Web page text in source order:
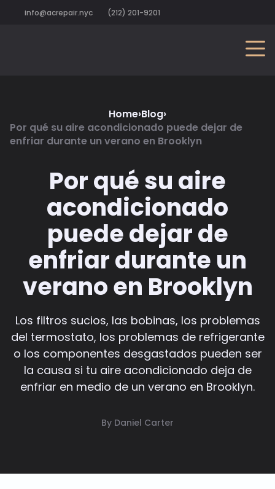
info@acrepair.nyc (212) 201-9201
Home›Blog›
Por qué su aire acondicionado puede dejar de
enfriar durante un verano en Brooklyn
Por qué su aire
acondicionado
puede dejar de
enfriar durante un
verano en Brooklyn
Los filtros sucios, las bobinas, los problemas
del termostato, los problemas de refrigerante
o los componentes desgastados pueden ser
la causa si tu aire acondicionado deja de
enfriar en medio de un verano en Brooklyn.
By Daniel Carter